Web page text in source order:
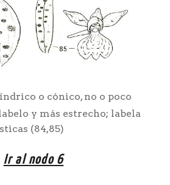
o cónico, no o poco
y más estrecho; labela
(84,85)
Ir al nodo 6